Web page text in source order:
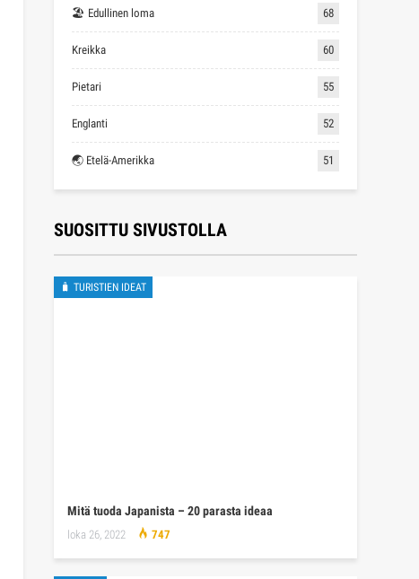
🏖 Edullinen loma 68
Kreikka 60
Pietari 55
Englanti 52
🌏 Etelä-Amerikka 51
SUOSITTU SIVUSTOLLA
🧳 TURISTIEN IDEAT
Mitä tuoda Japanista – 20 parasta ideaa
loka 26, 2022 747